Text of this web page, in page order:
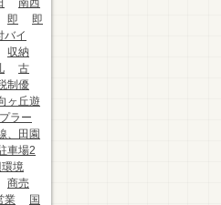
南西
即
即
バイ
収納
古
制優
ヶ丘遊
ラー
、田園
車場2
環境
商売
業
国